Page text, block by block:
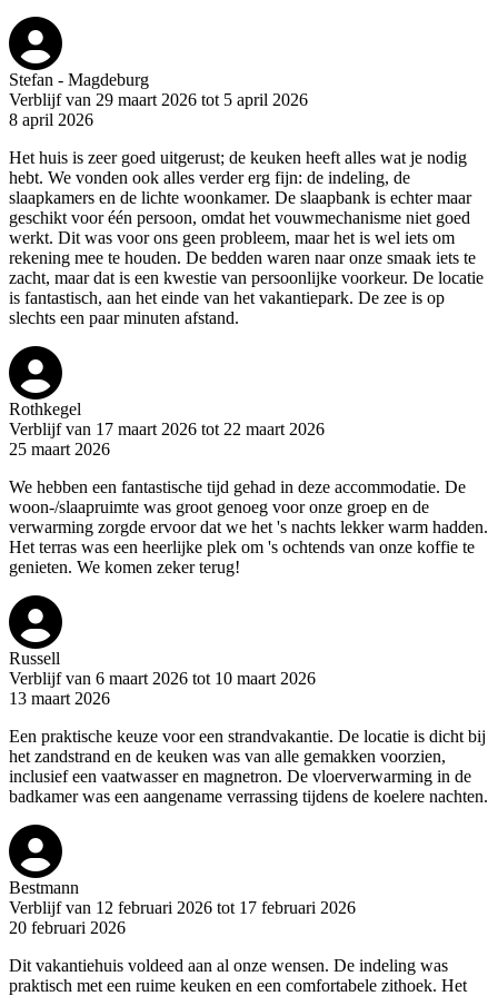
Stefan - Magdeburg
Verblijf van 29 maart 2026 tot 5 april 2026
8 april 2026
Het huis is zeer goed uitgerust; de keuken heeft alles wat je nodig
hebt. We vonden ook alles verder erg fijn: de indeling, de
slaapkamers en de lichte woonkamer. De slaapbank is echter maar
geschikt voor één persoon, omdat het vouwmechanisme niet goed
werkt. Dit was voor ons geen probleem, maar het is wel iets om
rekening mee te houden. De bedden waren naar onze smaak iets te
zacht, maar dat is een kwestie van persoonlijke voorkeur. De locatie
is fantastisch, aan het einde van het vakantiepark. De zee is op
slechts een paar minuten afstand.
Rothkegel
Verblijf van 17 maart 2026 tot 22 maart 2026
25 maart 2026
We hebben een fantastische tijd gehad in deze accommodatie. De
woon-/slaapruimte was groot genoeg voor onze groep en de
verwarming zorgde ervoor dat we het 's nachts lekker warm hadden.
Het terras was een heerlijke plek om 's ochtends van onze koffie te
genieten. We komen zeker terug!
Russell
Verblijf van 6 maart 2026 tot 10 maart 2026
13 maart 2026
Een praktische keuze voor een strandvakantie. De locatie is dicht bij
het zandstrand en de keuken was van alle gemakken voorzien,
inclusief een vaatwasser en magnetron. De vloerverwarming in de
badkamer was een aangename verrassing tijdens de koelere nachten.
Bestmann
Verblijf van 12 februari 2026 tot 17 februari 2026
20 februari 2026
Dit vakantiehuis voldeed aan al onze wensen. De indeling was
praktisch met een ruime keuken en een comfortabele zithoek. Het